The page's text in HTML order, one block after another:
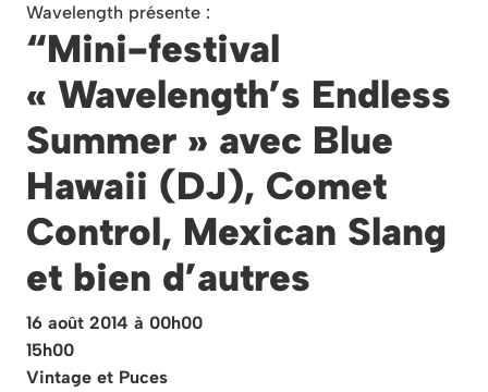
Wavelength présente :
“Mini-festival
« Wavelength’s Endless
Summer » avec Blue
Hawaii (DJ), Comet
Control, Mexican Slang
et bien d’autres
16 août 2014 à 00h00
15h00
Vintage et Puces